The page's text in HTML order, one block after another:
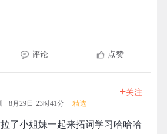
评论 点赞
8月29日 23时41分 精选
+关注
了小姐妹一起来拓词学习哈哈哈